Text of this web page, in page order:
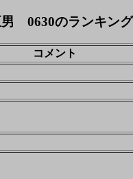
0630のランキング
コメント